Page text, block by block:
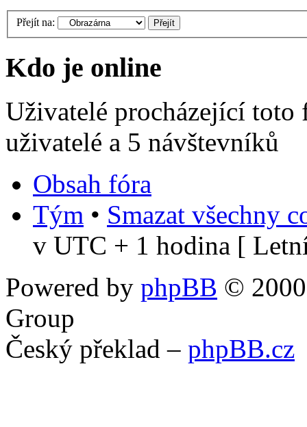
Přejít na:
Kdo je online
Uživatelé procházející
uživatelé a 5 návštevníků
Obsah fóra
Tým • Smazat všechny
v UTC + 1 hodina [
Powered by phpBB ©
Group
Český překlad – phpBB.cz